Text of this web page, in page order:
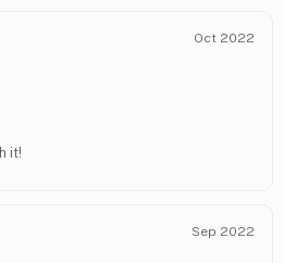
Oct 2022
it!
Sep 2022